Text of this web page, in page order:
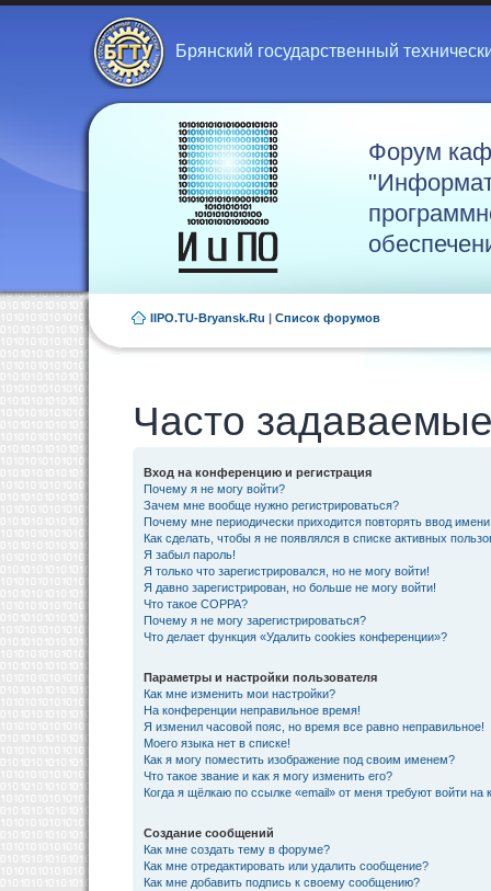
Брянский государственный
Форум
IIPO.TU-Bryansk.Ru | Список форумов
Часто
Вход на конференцию и регистрация
Почему я не могу войти?
Зачем мне вообще нужно регистрироваться?
Почему мне периодически приходится повторять ввод
Как сделать, чтобы я не появлялся в списке активных
Я забыл пароль!
Я только что зарегистрировался, но не могу войти!
Я давно зарегистрирован, но больше не могу войти!
Что такое COPPA?
Почему я не могу зарегистрироваться?
Что делает функция «Удалить cookies конференции»?
Параметры и настройки пользователя
Как мне изменить мои настройки?
На конференции неправильное время!
Я изменил часовой пояс, но время все равно неправильное!
Моего языка нет в списке!
Как я могу поместить изображение под своим именем?
Что такое звание и как я могу изменить его?
Когда я щёлкаю по ссылке «email» от меня требуют войти на
Создание сообщений
Как мне создать тему в форуме?
Как мне отредактировать или удалить сообщение?
Как мне добавить подпись к своему сообщению?